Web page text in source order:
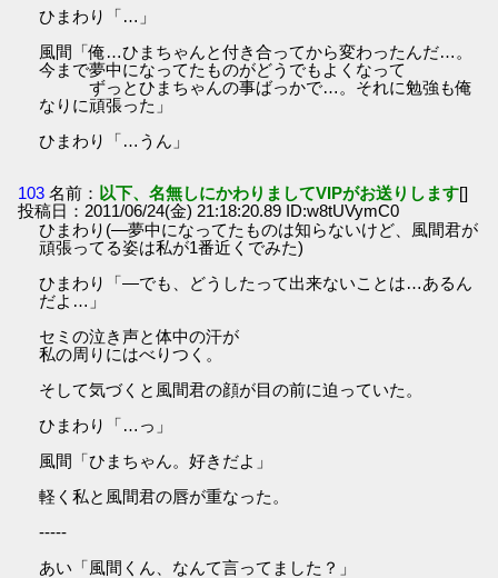
ひまわり「…」
風間「俺…ひまちゃんと付き合ってから変わったんだ…。
今まで夢中になってたものがどうでもよくなって
ずっとひまちゃんの事ばっかで…。それに勉強も俺
なりに頑張った」
ひまわり「…うん」
103 名前： 以下、名無しにかわりましてVIPがお送りします[]
投稿日：2011/06/24(金) 21:18:20.89 ID:w8tUVymC0
ひまわり(―夢中になってたものは知らないけど、風間君が
頑張ってる姿は私が1番近くでみた)
ひまわり「―でも、どうしたって出来ないことは…あるん
だよ…」
セミの泣き声と体中の汗が
私の周りにはべりつく。
そして気づくと風間君の顔が目の前に迫っていた。
ひまわり「…っ」
風間「ひまちゃん。好きだよ」
軽く私と風間君の唇が重なった。
-----
あい「風間くん、なんて言ってました？」